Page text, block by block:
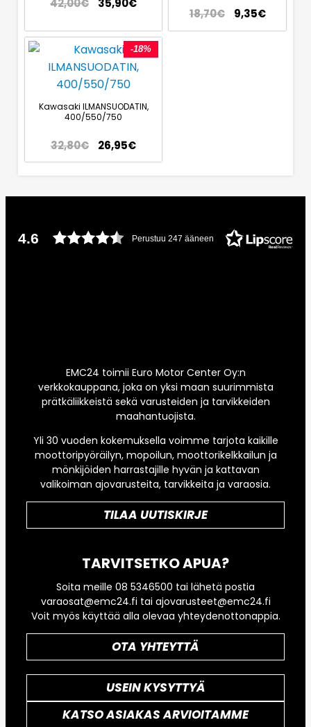
42,00€ 35,90€
18,70€ 9,35€
-18%
Kawasaki ILMANSUODATIN,
400/550/750
32,80€ 26,95€
4.6 Perustuu 247 ääneen
EMC24 toimii Euro Motor Center Oy:n
verkkokauppana, joka on yksi maan suurimmista
prätkäliikkeistä sekä varusteiden ja tarvikkeiden
maahantuojista.
Yli 30 vuoden kokemuksella voimme tarjota kaikille
moottoripyöräilyn, mopoilun, moottorikelkkailun ja
mönkijöiden harrastajille hyvän ja kattavan
valikoiman ajovarusteita, tarvikkeita ja varaosia.
TILAA UUTISKIRJE
TARVITSETKO APUA?
Soita meille 08 5346500 tai lähetä postia
varaosat@emc24.fi tai ajovarusteet@emc24.fi
Voit myös käyttää alla olevaa yhteydenottonappia.
OTA YHTEYTTÄ
USEIN KYSYTTYÄ
KATSO ASIAKAS ARVIOITAMME